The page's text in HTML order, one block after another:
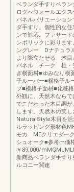
ベランダ手すりベラン
ログへウォールエク
パネルバリエーショ
ダ手すり。個性的な
ンで対応。ファサー
ンボリックに彩りま
ングレー Dナチュラ
より際立たせる、木
パネル：チーク 柱・
ぎ横面材■ゆみなり横
子ルーバー■横格子ル
プ■横格子面材■化粧
外観に、天然木なら
でこだわった木目調
します。天然木の美
NaturalStyle木目を活
ルラッピング形材色
モカ MEクリエダー
シュオーク■参考m価
￥89,000/
新商品ベランダ手す
ルコニー関連